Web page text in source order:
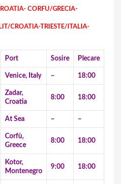
CORFU/GRECIA-
CROATIA-TRIESTE/ITALIA-
Port Sosire Plecare
Venice, Italy – 18:00
Zadar,
Croatia
8:00 18:00
At Sea – –
Corfù,
Greece
8:00 18:00
Kotor,
Montenegro
9:00 18:00